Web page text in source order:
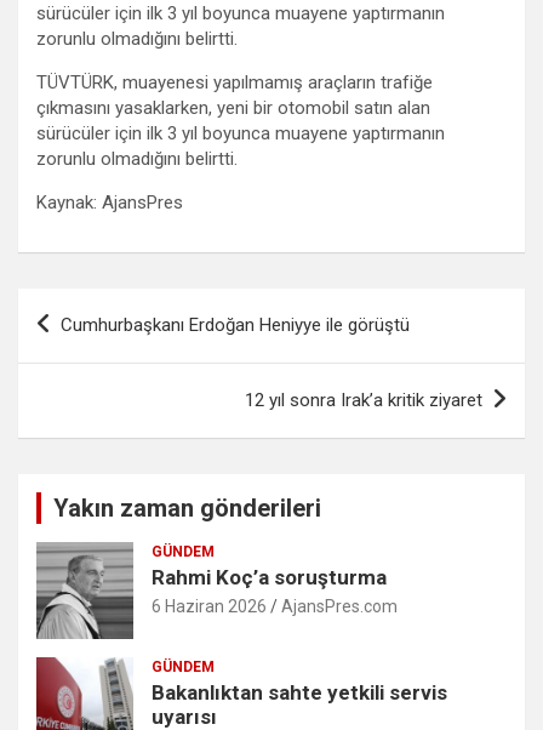
sürücüler için ilk 3 yıl boyunca muayene yaptırmanın
zorunlu olmadığını belirtti.
TÜVTÜRK, muayenesi yapılmamış araçların trafiğe
çıkmasını yasaklarken, yeni bir otomobil satın alan
sürücüler için ilk 3 yıl boyunca muayene yaptırmanın
zorunlu olmadığını belirtti.
Kaynak: AjansPres
Yazı
gezinmesi
Cumhurbaşkanı Erdoğan Heniyye ile görüştü
12 yıl sonra Irak’a kritik ziyaret
Yakın zaman gönderileri
GÜNDEM
Rahmi Koç’a soruşturma
6 Haziran 2026 AjansPres.com
GÜNDEM
Bakanlıktan sahte yetkili servis
uyarısı